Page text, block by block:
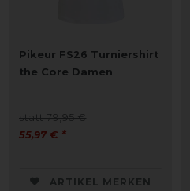
Pikeur FS26 Turniershirt
the Core Damen
statt 79,95 €
55,97 € *
ARTIKEL MERKEN